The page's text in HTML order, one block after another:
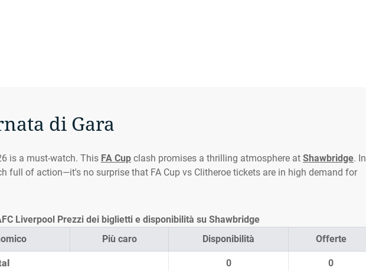
di Gara
is a must-watch. This FA Cup clash promises a thrilling atmosphere at Shawbridge. In
full of action—it's no surprise that FA Cup vs Clitheroe tickets are in high demand for
Più caro Disponibilità Offerte
0 0
Liverpool Prezzi dei biglietti e disponibilità su Shawbridge